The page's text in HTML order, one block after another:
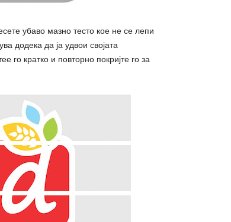
убаво мазно тесто кое не се лепи
додека да ја удвои својата
го кратко и повторно покријте го за